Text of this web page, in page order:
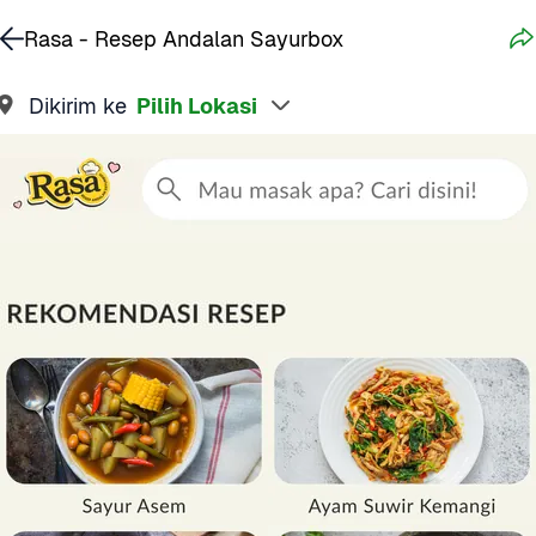
Dikirim ke Pilih Lokasi
Rasa - Resep Andalan Sayurbox